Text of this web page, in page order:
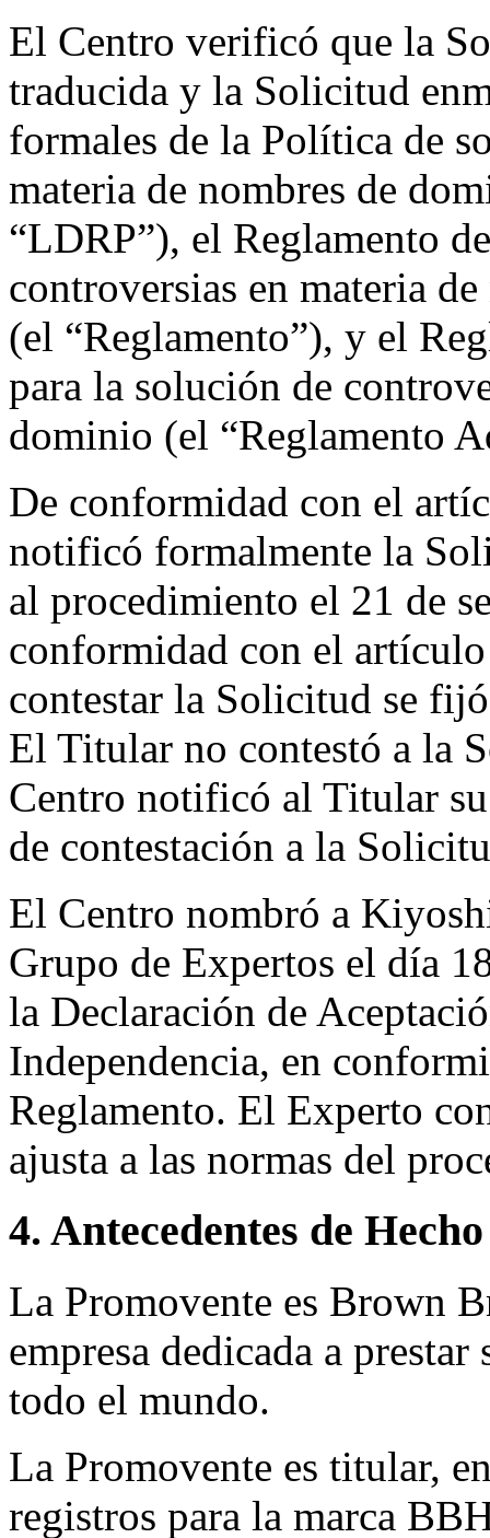
El Centro verificó que la
traducida y la Solicitud
formales de la Política de
materia de nombres de
“LDRP”), el Reglamento
controversias en materia
(el “Reglamento”), y el
para la solución de
dominio (el “Reglamento
De conformidad con el
notificó formalmente la
al procedimiento el 21 de
conformidad con el
contestar la Solicitud se
El Titular no contestó a la
Centro notificó al Titular
de contestación a la
El Centro nombró a
Grupo de Expertos el día
la Declaración de
Independencia, en
Reglamento. El Experto
ajusta a las normas del
4. Antecedentes de Hecho
La Promovente es Brown
empresa dedicada a
todo el mundo.
La Promovente es titular,
registros para la marca